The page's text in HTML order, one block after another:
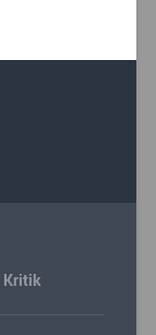
Kritik